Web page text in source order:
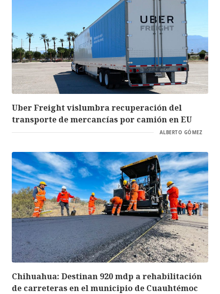
Uber Freight vislumbra recuperación del
transporte de mercancías por camión en EU
ALBERTO GÓMEZ
Chihuahua: Destinan 920 mdp a rehabilitación
de carreteras en el municipio de Cuauhtémoc